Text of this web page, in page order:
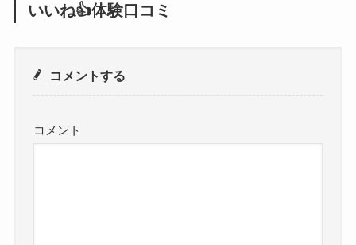
いいね👍体験口コミ
コメントする
コメント